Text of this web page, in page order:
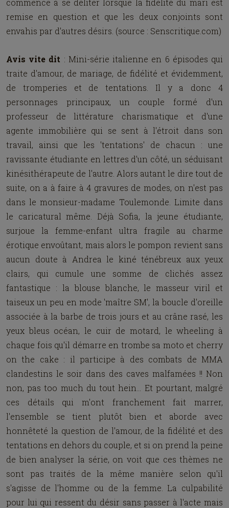
commence à se déliter lorsque la fidélité du mari est
remise en question et que les deux conjoints sont
envahis par d'autres désirs. (source : Senscritique.com)
Avis vite dit : Mini-série italienne en 6 épisodes qui
traite d'amour, de mariage, de fidélité et évidemment,
de tromperies et de tentations. Il y a donc 4
personnages principaux, un couple formé d'un
professeur de littérature charismatique et d'une
agente immobilière qui se sent à l'étroit dans son
travail, ainsi que les 'tentations' de chacun : une
ravissante étudiante en lettres d'un côté, un séduisant
kinésithérapeute de l'autre. Alors autant le dire tout de
suite, on a à faire à 4 gravures de modes, on n'est pas
dans le monsieur-madame Toulemonde. Limite dans
le caricatural même. Déjà Sofia, la jeune étudiante,
surjoue la femme-enfant ultra fragile au charme
érotique envoûtant, mais alors le pompon revient sans
aucun doute à Andrea le kiné ténébreux aux yeux
clairs, qui cumule une somme de clichés assez
fantastique : la blouse blanche, le masseur viril et
taiseux un peu en mode 'maître SM', la boucle d'oreille
associée à la barbe de trois jours et au crâne rasé, les
yeux bleus océan, le cuir de motard, le wheeling à
chaque fois qu'il démarre en trombe sa moto et cherry
on the cake : il participe à des combats de MMA
clandestins le soir dans des caves malfamées !! Non
non, pas too much du tout hein... Et pourtant, malgré
ces détails qui m'ont franchement fait marrer,
l'ensemble se tient plutôt bien et aborde avec
honnêteté la question de l'amour, de la fidélité et des
tentations en dehors du couple, et si on prend la peine
de bien analyser la série, on voit que ces thèmes ne
sont pas traités de la même manière selon qu'il
s'agisse de l'homme ou de la femme. La culpabilité
pour lui qui ressent du désir sans passer à l'acte mais